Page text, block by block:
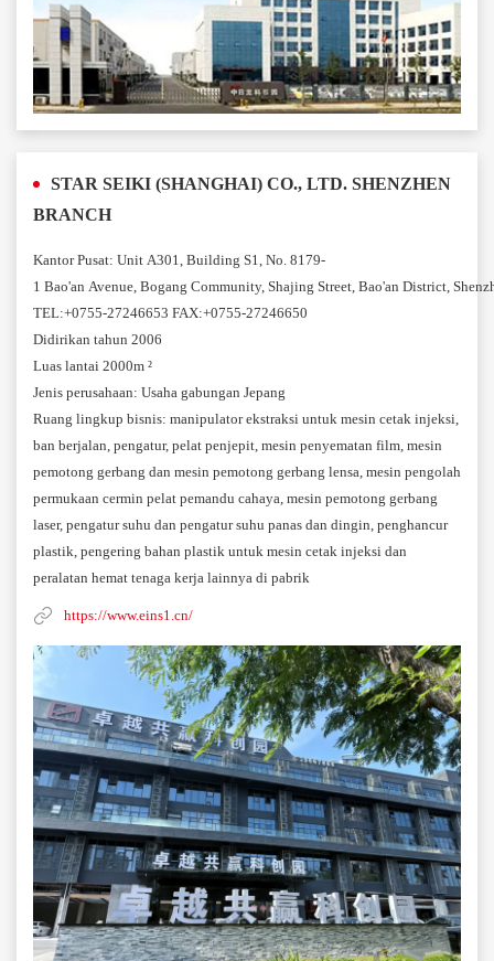
STAR SEIKI (SHANGHAI) CO., LTD. SHENZHEN
BRANCH
Kantor Pusat: Unit A301, Building S1, No. 8179-
1 Bao'an Avenue, Bogang Community, Shajing Street, Bao'an District,
TEL:+0755-27246653 FAX:+0755-27246650
Didirikan tahun 2006
Luas lantai 2000m ²
Jenis perusahaan: Usaha gabungan Jepang
Ruang lingkup bisnis: manipulator ekstraksi untuk mesin cetak injeksi,
ban berjalan, pengatur, pelat penjepit, mesin penyematan film, mesin
pemotong gerbang dan mesin pemotong gerbang lensa, mesin pengolah
permukaan cermin pelat pemandu cahaya, mesin pemotong gerbang
laser, pengatur suhu dan pengatur suhu panas dan dingin, penghancur
plastik, pengering bahan plastik untuk mesin cetak injeksi dan
peralatan hemat tenaga kerja lainnya di pabrik
https://www.eins1.cn/